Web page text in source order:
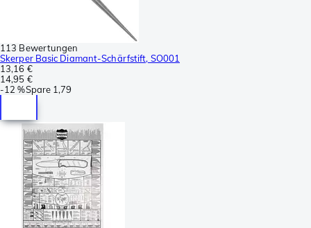
113 Bewertungen
Skerper Basic Diamant-Schärfstift, SO001
13,16 €
14,95 €
-12 %Spare 1,79